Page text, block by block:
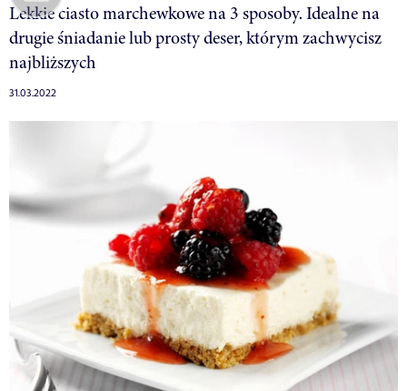
Lekkie ciasto marchewkowe na 3 sposoby. Idealne na
drugie śniadanie lub prosty deser, którym zachwycisz
najbliższych
31.03.2022